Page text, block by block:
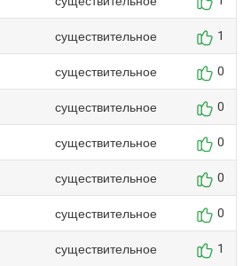
существительное 1
существительное 0
существительное 0
существительное 0
существительное 0
существительное 0
существительное 1